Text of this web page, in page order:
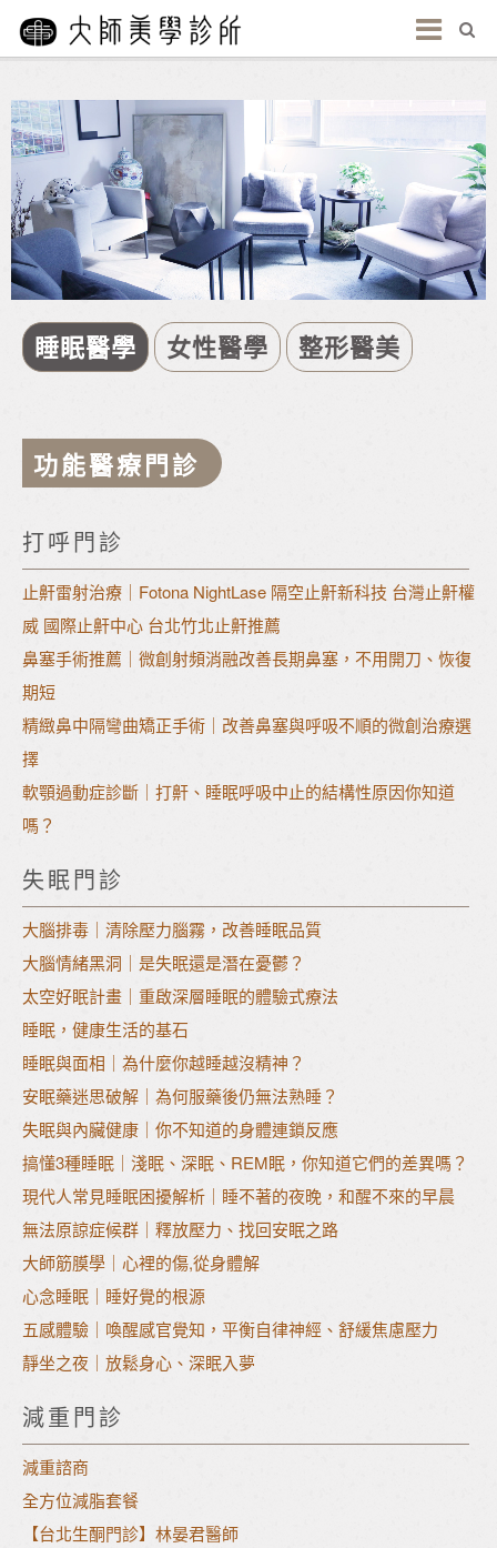
睡眠醫學 女性醫學 整形醫美
功能醫療門診
打呼門診
止鼾雷射治療｜Fotona NightLase 隔空止鼾新科技 台灣止鼾權
威 國際止鼾中心 台北竹北止鼾推薦
鼻塞手術推薦｜微創射頻消融改善長期鼻塞，不用開刀、恢復
期短
精緻鼻中隔彎曲矯正手術｜改善鼻塞與呼吸不順的微創治療選
擇
軟顎過動症診斷｜打鼾、睡眠呼吸中止的結構性原因你知道
嗎？
失眠門診
大腦排毒｜清除壓力腦霧，改善睡眠品質
大腦情緒黑洞｜是失眠還是潛在憂鬱？
太空好眠計畫｜重啟深層睡眠的體驗式療法
睡眠，健康生活的基石
睡眠與面相｜為什麼你越睡越沒精神？
安眠藥迷思破解｜為何服藥後仍無法熟睡？
失眠與內臟健康｜你不知道的身體連鎖反應
搞懂3種睡眠｜淺眠、深眠、REM眠，你知道它們的差異嗎？
現代人常見睡眠困擾解析｜睡不著的夜晚，和醒不來的早晨
無法原諒症候群｜釋放壓力、找回安眠之路
大師筋膜學｜心裡的傷,從身體解
心念睡眠｜睡好覺的根源
五感體驗｜喚醒感官覺知，平衡自律神經、舒緩焦慮壓力
靜坐之夜｜放鬆身心、深眠入夢
減重門診
減重諮商
全方位減脂套餐
【台北生酮門診】林晏君醫師